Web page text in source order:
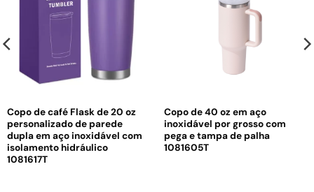
Copo de café Flask de 20 oz
personalizado de parede
dupla em aço inoxidável com
isolamento hidráulico
1081617T
Copo de 40 oz em aço
inoxidável por grosso com
pega e tampa de palha
1081605T